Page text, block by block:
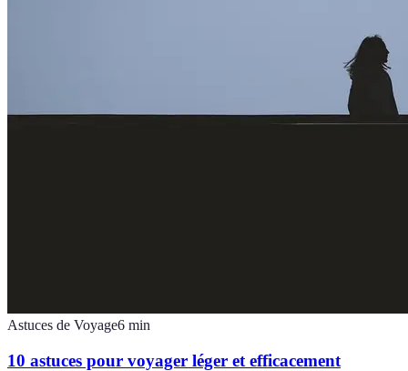
Astuces de Voyage6 min
10 astuces pour voyager léger et efficacement